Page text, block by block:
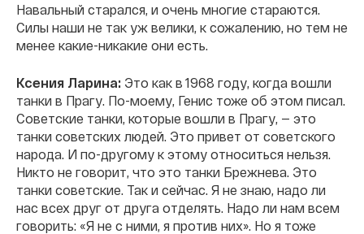
Навальный старался, и очень многие стараются.
Силы наши не так уж велики, к сожалению, но тем не
менее какие-никакие они есть.
Ксения Ларина: Это как в 1968 году, когда вошли
танки в Прагу. По-моему, Генис тоже об этом писал.
Советские танки, которые вошли в Прагу, — это
танки советских людей. Это привет от советского
народа. И по-другому к этому относиться нельзя.
Никто не говорит, что это танки Брежнева. Это
танки советские. Так и сейчас. Я не знаю, надо ли
нас всех друг от друга отделять. Надо ли нам всем
говорить: «Я не с ними, я против них». Но я тоже